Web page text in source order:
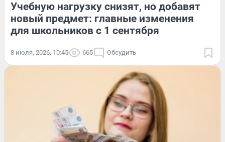
Учебную нагрузку снизят, но добавят
новый предмет: главные изменения
для школьников с 1 сентября
8 июля, 2026, 10:45 665 Обсудить